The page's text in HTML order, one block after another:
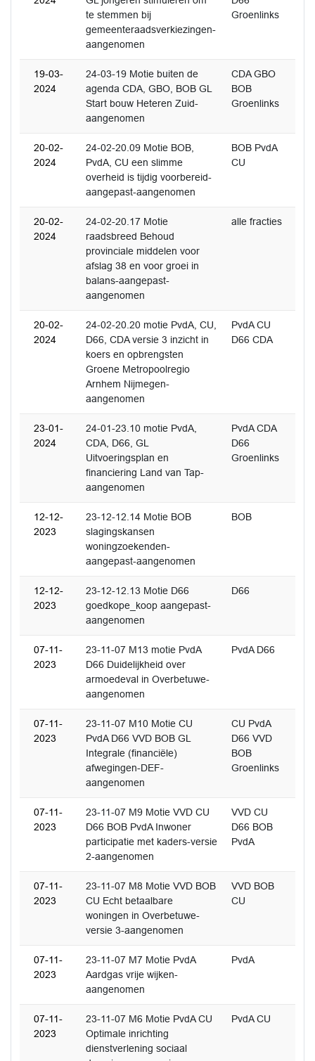
te stemmen bij
gemeenteraadsverkiezingen-
aangenomen
Groenlinks
19-03-
2024
24-03-19 Motie buiten de
agenda CDA, GBO, BOB GL
Start bouw Heteren Zuid-
aangenomen
CDA GBO
BOB
Groenlinks
20-02-
2024
24-02-20.09 Motie BOB,
PvdA, CU een slimme
overheid is tijdig voorbereid-
aangepast-aangenomen
BOB PvdA
CU
20-02-
2024
24-02-20.17 Motie
raadsbreed Behoud
provinciale middelen voor
afslag 38 en voor groei in
balans-aangepast-
aangenomen
alle fracties
20-02-
2024
24-02-20.20 motie PvdA, CU,
D66, CDA versie 3 inzicht in
koers en opbrengsten
Groene Metropoolregio
Arnhem Nijmegen-
aangenomen
PvdA CU
D66 CDA
23-01-
2024
24-01-23.10 motie PvdA,
CDA, D66, GL
Uitvoeringsplan en
financiering Land van Tap-
aangenomen
PvdA CDA
D66
Groenlinks
12-12-
2023
23-12-12.14 Motie BOB
slagingskansen
woningzoekenden-
aangepast-aangenomen
BOB
12-12-
2023
23-12-12.13 Motie D66
goedkope_koop aangepast-
aangenomen
D66
07-11-
2023
23-11-07 M13 motie PvdA
D66 Duidelijkheid over
armoedeval in Overbetuwe-
aangenomen
PvdA D66
07-11-
2023
23-11-07 M10 Motie CU
PvdA D66 VVD BOB GL
Integrale (financiële)
afwegingen-DEF-
aangenomen
CU PvdA
D66 VVD
BOB
Groenlinks
07-11-
2023
23-11-07 M9 Motie VVD CU
D66 BOB PvdA Inwoner
participatie met kaders-versie
2-aangenomen
VVD CU
D66 BOB
PvdA
07-11-
2023
23-11-07 M8 Motie VVD BOB
CU Echt betaalbare
woningen in Overbetuwe-
versie 3-aangenomen
VVD BOB
CU
07-11-
2023
23-11-07 M7 Motie PvdA
Aardgas vrije wijken-
aangenomen
PvdA
07-11-
2023
23-11-07 M6 Motie PvdA CU
Optimale inrichting
dienstverlening sociaal
PvdA CU